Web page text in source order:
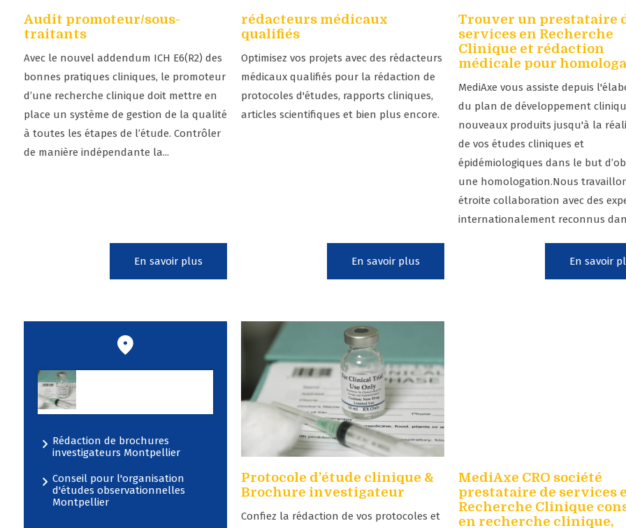
Audit promoteur/sous-
traitants
Avec le nouvel addendum ICH E6(R2) des
bonnes pratiques cliniques, le promoteur
d’une recherche clinique doit mettre en
place un système de gestion de la qualité
à toutes les étapes de l’étude. Contrôler
de manière indépendante la...
En savoir plus
rédacteurs médicaux
qualifiés
Optimisez vos projets avec des rédacteurs
médicaux qualifiés pour la rédaction de
protocoles d'études, rapports cliniques,
articles scientifiques et bien plus encore.
En savoir plus
Trouver un prestataire
services en Recherche
Clinique et rédaction
médicale pour
MediAxe vous assiste depuis
du plan de développement
nouveaux produits jusqu'à la
de vos études cliniques et
épidémiologiques dans le but
une homologation.Nous
étroite collaboration avec des
internationalement reconnus
En savoir
Rédaction de brochures
investigateurs Montpellier
Conseil pour l'organisation
d'études observationnelles
Montpellier
Protocole d’étude clinique &
Brochure investigateur
Confiez la rédaction de vos protocoles et
MediAxe CRO société
prestataire de services
Recherche Clinique
en recherche clinique,